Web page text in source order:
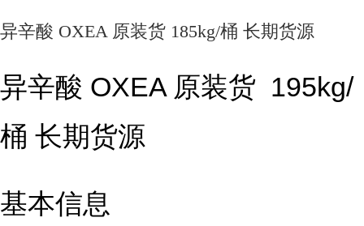
异辛酸 OXEA 原装货 185kg/桶 长期货源
异辛酸 OXEA 原装货  195kg/
桶 长期货源
基本信息